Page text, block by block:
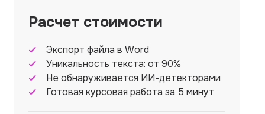
Расчет стоимости
Экспорт файла в Word
Уникальность текста: от 90%
Не обнаруживается ИИ-детекторами
Готовая курсовая работа за 5 минут